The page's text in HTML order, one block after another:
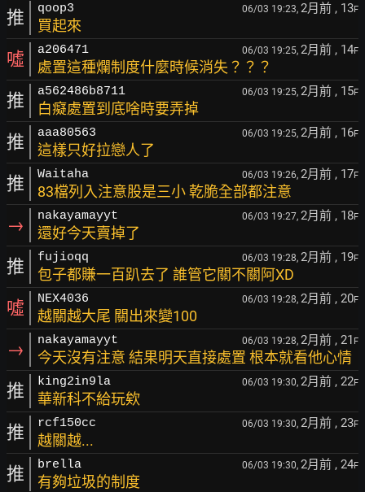
推 qoop3 06/03 19:23, 2月前 , 13F
買起來
噓 a206471 06/03 19:25, 2月前 , 14F
處置這種爛制度什麼時候消失？？？
推 a562486b8711 06/03 19:25, 2月前 , 15F
白癡處置到底啥時要弄掉
推 aaa80563 06/03 19:25, 2月前 , 16F
這樣只好拉戀人了
推 Waitaha 06/03 19:26, 2月前 , 17F
83檔列入注意股是三小 乾脆全部都注意
→ nakayamayyt 06/03 19:27, 2月前 , 18F
還好今天賣掉了
推 fujioqq 06/03 19:28, 2月前 , 19F
包子都賺一百趴去了 誰管它關不關阿XD
噓 NEX4036 06/03 19:28, 2月前 , 20F
越關越大尾 關出來變100
→ nakayamayyt 06/03 19:28, 2月前 , 21 F
今天沒有注意 結果明天直接處置 根本就看他心情
推 king2in9la 06/03 19:30, 2月前 , 22F
華新科不給玩欸
推 rcf150cc 06/03 19:30, 2月前 , 23F
越關越...
推 brella 06/03 19:30, 2月前 , 24F
有夠垃圾的制度